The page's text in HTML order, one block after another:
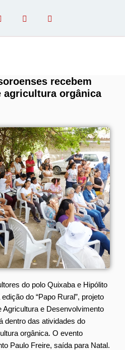
recebem
agricultura orgânica
do polo Quixaba e Hipólito
do “Papo Rural”, projeto
Agricultura e Desenvolvimento
dentro das atividades do
orgânica. O evento
Paulo Freire, saída para Natal.